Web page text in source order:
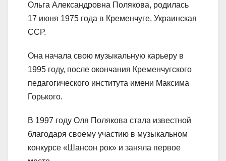
Ольга Александровна Полякова, родилась
17 июня 1975 года в Кременчуге, Украинская
ССР.
Она начала свою музыкальную карьеру в
1995 году, после окончания Кременчугского
педагогического института имени Максима
Горького.
В 1997 году Оля Полякова стала известной
благодаря своему участию в музыкальном
конкурсе «Шансон рок» и заняла первое